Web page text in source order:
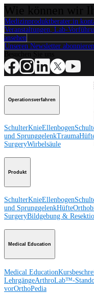
Wie können wir
Medizinproduktberater:in
Veranstaltungen, Lab-
ansehen
Unseren Newsletter abonnieren
Operationsverfahren
SchulterKnieEllenbogen
und SprunggelenkTraumaHüfte
SurgeryWirbelsäule
Produkt
SchulterKnieEllenbogen
und SprunggelenkHüfte
SurgeryBildgebung &
Medical Education
Medical Education
LehrgängeArthroLab™-
vorOrthoPedia